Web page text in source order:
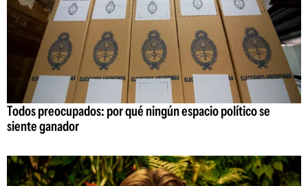
Todos preocupados: por qué ningún espacio político se
siente ganador